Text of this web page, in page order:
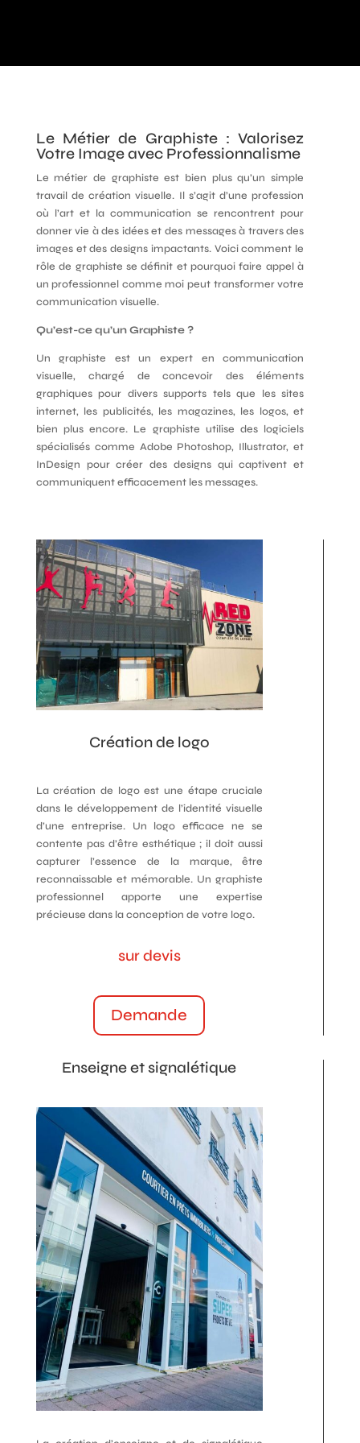
Le Métier de Graphiste : Valorisez
Votre Image avec Professionnalisme
Le métier de graphiste est bien plus qu’un simple
travail de création visuelle. Il s’agit d’une profession
où l’art et la communication se rencontrent pour
donner vie à des idées et des messages à travers des
images et des designs impactants. Voici comment le
rôle de graphiste se définit et pourquoi faire appel à
un professionnel comme moi peut transformer votre
communication visuelle.
Qu’est-ce qu’un Graphiste ?
Un graphiste est un expert en communication
visuelle, chargé de concevoir des éléments
graphiques pour divers supports tels que les sites
internet, les publicités, les magazines, les logos, et
bien plus encore. Le graphiste utilise des logiciels
spécialisés comme Adobe Photoshop, Illustrator, et
InDesign pour créer des designs qui captivent et
communiquent efficacement les messages.
Création de logo
La création de logo est une étape cruciale
dans le développement de l’identité visuelle
d’une entreprise. Un logo efficace ne se
contente pas d’être esthétique ; il doit aussi
capturer l’essence de la marque, être
reconnaissable et mémorable. Un graphiste
professionnel apporte une expertise
précieuse dans la conception de votre logo.
sur devis
Demande
Enseigne et signalétique